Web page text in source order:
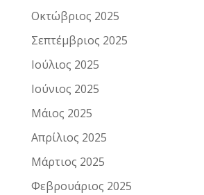
Οκτώβριος 2025
Σεπτέμβριος 2025
Ιούλιος 2025
Ιούνιος 2025
Μάιος 2025
Απρίλιος 2025
Μάρτιος 2025
Φεβρουάριος 2025